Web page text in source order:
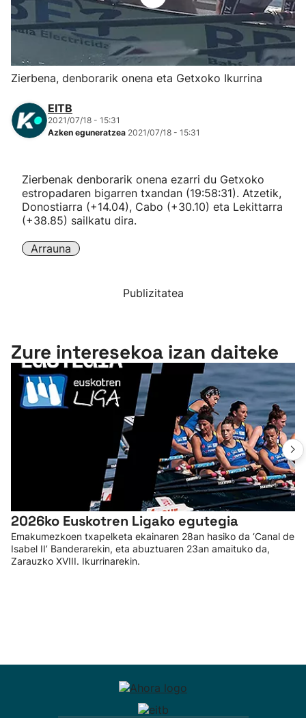
Herri-kirolak
Eskubaloia
Atletismoa
Mendi-lasterketak
Kirol gehiago
"Helmuga"
Zierbena, denborarik onena eta Getxoko Ikurrina
EITB
2021/07/18 - 15:31
Azken eguneratzea 2021/07/18 - 15:31
Zierbenak denborarik onena ezarri du Getxoko
estropadaren bigarren txandan (19:58:31). Atzetik,
Donostiarra (+14.04), Cabo (+30.10) eta Lekittarra
(+38.85) sailkatu dira.
Arrauna
Publizitatea
Zure interesekoa izan daiteke
2026ko Euskotren Ligako egutegia
Emakumezkoen txapelketa ekainaren 28an hasiko da ‘Canal de
Isabel II’ Banderarekin, eta abuztuaren 23an amaituko da,
Zarauzko XVIII. Ikurrinarekin.